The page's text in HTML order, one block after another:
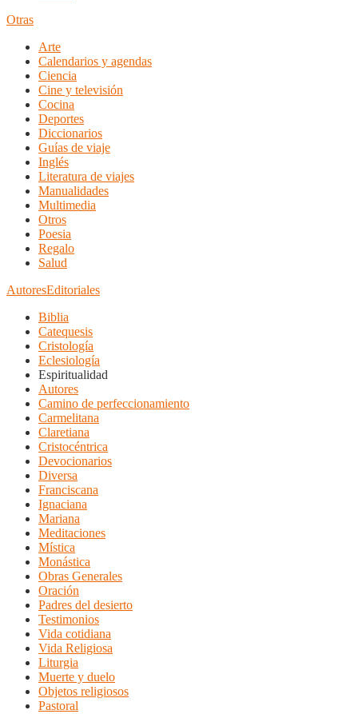
Otras
Arte
Calendarios y agendas
Ciencia
Cine y televisión
Cocina
Deportes
Diccionarios
Guías de viaje
Inglés
Literatura de viajes
Manualidades
Multimedia
Otros
Poesia
Regalo
Salud
AutoresEditoriales
Biblia
Catequesis
Cristología
Eclesiología
Espiritualidad
Autores
Camino de perfeccionamiento
Carmelitana
Claretiana
Cristocéntrica
Devocionarios
Diversa
Franciscana
Ignaciana
Mariana
Meditaciones
Mística
Monástica
Obras Generales
Oración
Padres del desierto
Testimonios
Vida cotidiana
Vida Religiosa
Liturgia
Muerte y duelo
Objetos religiosos
Pastoral